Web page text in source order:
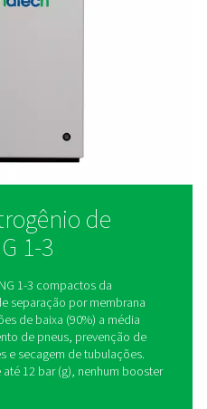
do PMNG 1-3, com filtros